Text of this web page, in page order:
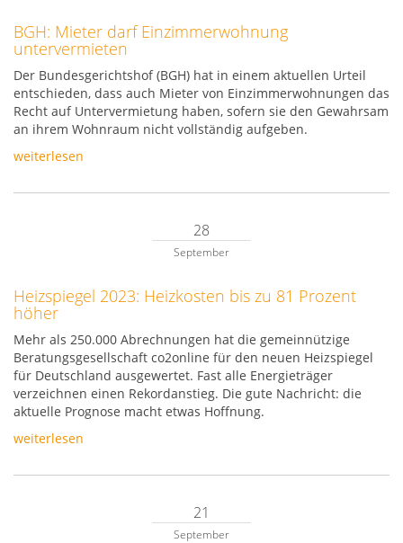
BGH: Mieter darf Einzimmerwohnung
untervermieten
Der Bundesgerichtshof (BGH) hat in einem aktuellen Urteil
entschieden, dass auch Mieter von Einzimmerwohnungen das
Recht auf Untervermietung haben, sofern sie den Gewahrsam
an ihrem Wohnraum nicht vollständig aufgeben.
weiterlesen
28
September
Heizspiegel 2023: Heizkosten bis zu 81 Prozent
höher
Mehr als 250.000 Abrechnungen hat die gemeinnützige
Beratungsgesellschaft co2online für den neuen Heizspiegel
für Deutschland ausgewertet. Fast alle Energieträger
verzeichnen einen Rekordanstieg. Die gute Nachricht: die
aktuelle Prognose macht etwas Hoffnung.
weiterlesen
21
September